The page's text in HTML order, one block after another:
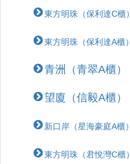
東方明珠（保利達C櫃）
東方明珠（保利達A櫃）
青洲（青翠A櫃）
望廈（信毅A櫃）
新口岸（星海豪庭A櫃）
東方明珠（君悅灣C櫃）